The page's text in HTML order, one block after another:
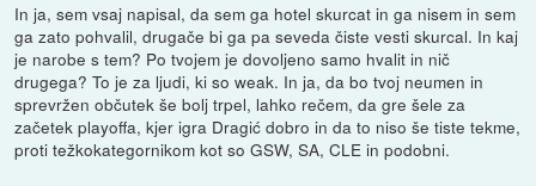
In ja, sem vsaj napisal, da sem ga hotel skurcat in ga nisem in sem
ga zato pohvalil, drugače bi ga pa seveda čiste vesti skurcal. In kaj
je narobe s tem? Po tvojem je dovoljeno samo hvalit in nič
drugega? To je za ljudi, ki so weak. In ja, da bo tvoj neumen in
sprevržen občutek še bolj trpel, lahko rečem, da gre šele za
začetek playoffa, kjer igra Dragić dobro in da to niso še tiste tekme,
proti težkokategornikom kot so GSW, SA, CLE in podobni.